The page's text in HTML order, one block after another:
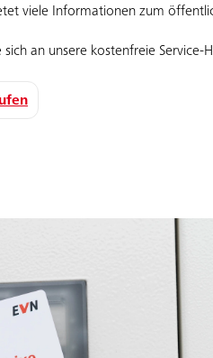
viele Informationen zum
sich an unsere kostenfreie